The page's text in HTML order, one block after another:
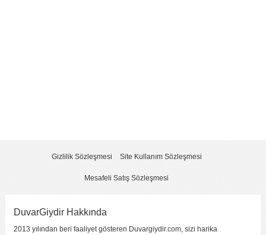
Gizlilik Sözleşmesi Site Kullanım Sözleşmesi
Mesafeli Satış Sözleşmesi
DuvarGiydir Hakkında
2013 yılından beri faaliyet gösteren Duvargiydir.com, sizi harika